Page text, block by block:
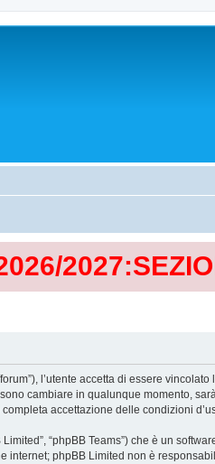
l’utente accetta di essere
cambiare in qualunque momento,
accettazione delle condizioni
“phpBB Teams”) che è un
internet; phpBB Limited non è